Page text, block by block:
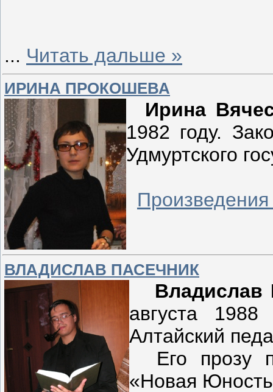
... Читать дальше »
ИРИНА ПРОКОШЕВА
Ирина
1982 году.
Удмуртского
ВЛАДИСЛАВ ПАСЕЧНИК
Владислав
августа
Алтайский
Его прозу
«Новая